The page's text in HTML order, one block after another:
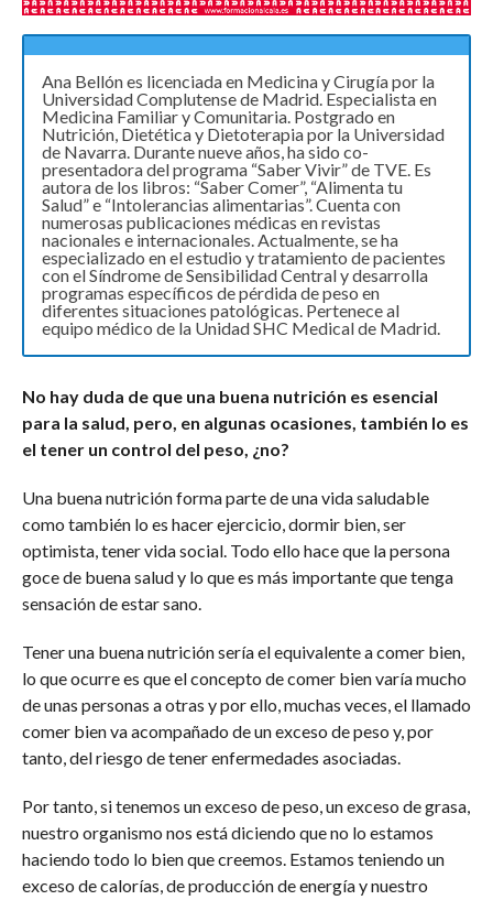
Ana Bellón es licenciada en Medicina y Cirugía por la
Universidad Complutense de Madrid. Especialista en
Medicina Familiar y Comunitaria. Postgrado en
Nutrición, Dietética y Dietoterapia por la Universidad
de Navarra. Durante nueve años, ha sido co-
presentadora del programa “Saber Vivir” de TVE. Es
autora de los libros: “Saber Comer”, “Alimenta tu
Salud” e “Intolerancias alimentarias”. Cuenta con
numerosas publicaciones médicas en revistas
nacionales e internacionales. Actualmente, se ha
especializado en el estudio y tratamiento de pacientes
con el Síndrome de Sensibilidad Central y desarrolla
programas específicos de pérdida de peso en
diferentes situaciones patológicas. Pertenece al
equipo médico de la Unidad SHC Medical de Madrid.
No hay duda de que una buena nutrición es esencial
para la salud, pero, en algunas ocasiones, también lo es
el tener un control del peso, ¿no?
Una buena nutrición forma parte de una vida saludable
como también lo es hacer ejercicio, dormir bien, ser
optimista, tener vida social. Todo ello hace que la persona
goce de buena salud y lo que es más importante que tenga
sensación de estar sano.
Tener una buena nutrición sería el equivalente a comer bien,
lo que ocurre es que el concepto de comer bien varía mucho
de unas personas a otras y por ello, muchas veces, el llamado
comer bien va acompañado de un exceso de peso y, por
tanto, del riesgo de tener enfermedades asociadas.
Por tanto, si tenemos un exceso de peso, un exceso de grasa,
nuestro organismo nos está diciendo que no lo estamos
haciendo todo lo bien que creemos. Estamos teniendo un
exceso de calorías, de producción de energía y nuestro